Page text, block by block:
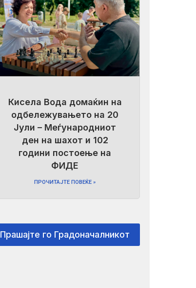
Кисела Вода домаќин на
одбележувањето на 20
Јули – Меѓународниот
ден на шахот и 102
години постоење на
ФИДЕ
ПРОЧИТАЈТЕ ПОВЕЌЕ »
Прашајте го Градоначалникот